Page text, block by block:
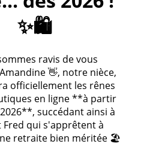
✨🛍️
ravis de vous
👋, notre nièce,
officiellement les rênes
en ligne **à partir
succédant ainsi à
Fred qui s'apprêtent à
retraite bien méritée 🏖️